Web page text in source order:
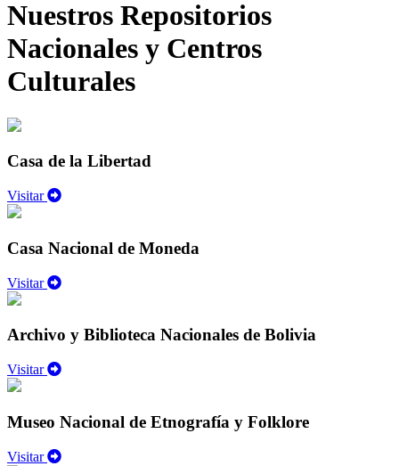
Nuestros Repositorios
Nacionales y Centros
Culturales
Casa de la Libertad
Visitar
Casa Nacional de Moneda
Visitar
Archivo y Biblioteca Nacionales de Bolivia
Visitar
Museo Nacional de Etnografía y Folklore
Visitar